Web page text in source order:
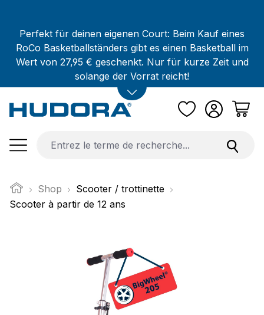
Perfekt für deinen eigenen Court: Beim Kauf eines
RoCo Basketballständers gibt es einen Basketball im
Wert von 27,95 € geschenkt. Nur für kurze Zeit und
solange der Vorrat reicht!
Shop
Scooter / trottinette
Scooter à partir de 12 ans